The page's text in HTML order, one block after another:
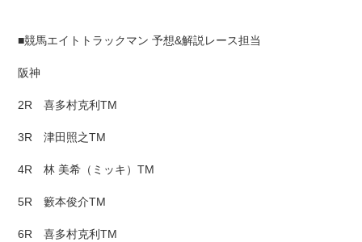
■競馬エイトトラックマン 予想&解説レース担当
阪神
2R 喜多村克利TM
3R 津田照之TM
4R 林 美希（ミッキ）TM
5R 籔本俊介TM
6R 喜多村克利TM